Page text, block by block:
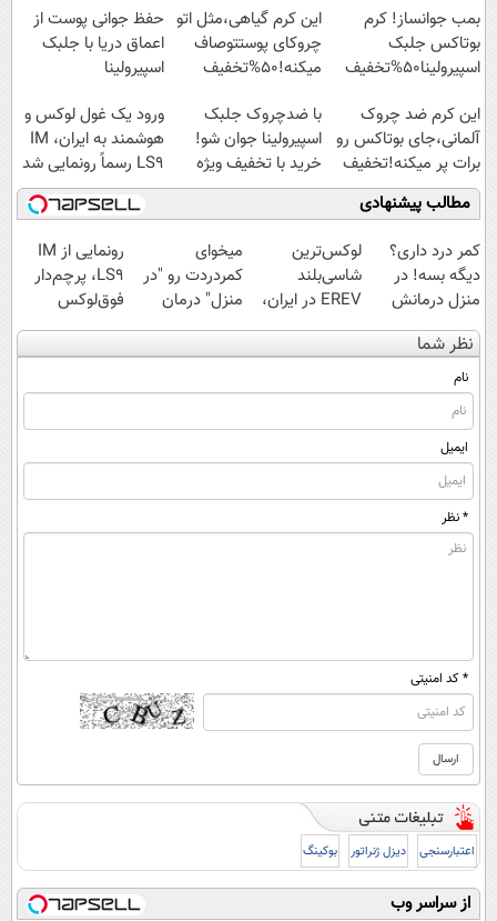
بمب جوانساز! کرم
بوتاکس جلبک
اسپیرولینا50%تخفیف
این کرم گیاهی،مثل اتو
چروکای پوستتوصاف
میکنه!50%تخفیف
حفظ جوانی پوست از
اعماق دریا با جلبک
اسپیرولینا
این کرم ضد چروک
آلمانی،جای بوتاکس رو
برات پر میکنه!تخفیف
تا امشب
با ضدچروک جلبک
اسپیرولینا جوان شو!
خرید با تخفیف ویژه
ورود یک غول لوکس و
هوشمند به ایران، IM
LS9 رسماً رونمایی شد
مطالب پیشنهادی
کمر درد داری؟
دیگه بسه! در
منزل درمانش
کن
(◀پرسش‌نامه)
لوکس‌ترین
شاسی‌بلند
EREV در ایران،
توسط نیکا موتور
رونمایی شد!
میخوای
کمردردت رو "در
منزل" درمان
کنی؟ (◂فیلم +
◂پرسش‌نامه)
رونمایی از IM
LS9، پرچم‌دار
فوق‌لوکس
EREV وارد بازار
ایران شد
نظر شما
نام
ایمیل
* نظر
* کد امنیتی
اعتبارسنجی دیزل ژنراتور بوکینگ
از سراسر وب